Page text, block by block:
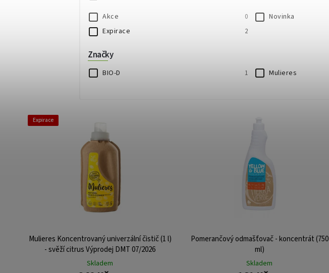
Akce 0 Novinka
Expirace 2
Značky
BIO-D 1 Mulieres
Expirace
Mulieres Koncentrovaný univerzální čistič (1 l)
- svěží citrus Výprodej DMT 07/2026
Skladem
Pomerančový odmašťovač - koncentrát (750
ml)
Skladem